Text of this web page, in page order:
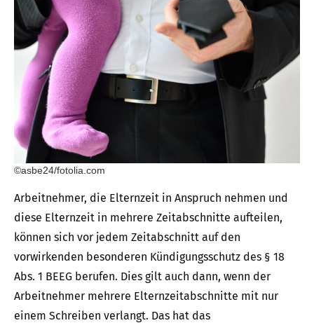
©asbe24/fotolia.com
Arbeitnehmer, die Elternzeit in Anspruch nehmen und
diese Elternzeit in mehrere Zeitabschnitte aufteilen,
können sich vor jedem Zeitabschnitt auf den
vorwirkenden besonderen Kündigungsschutz des § 18
Abs. 1 BEEG berufen. Dies gilt auch dann, wenn der
Arbeitnehmer mehrere Elternzeitabschnitte mit nur
einem Schreiben verlangt. Das hat das